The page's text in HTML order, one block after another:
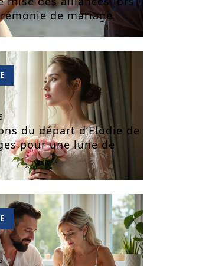
de mariage
du départ d’Elodie de
pour une lune de